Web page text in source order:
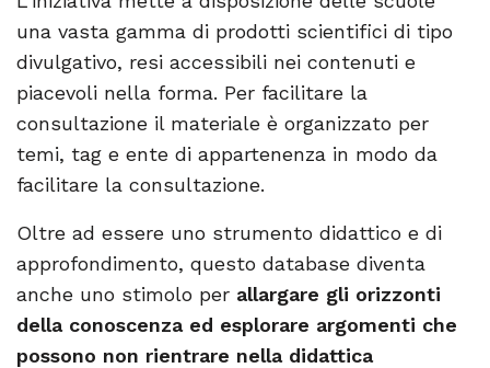
una vasta gamma di prodotti scientifici di tipo
divulgativo, resi accessibili nei contenuti e
piacevoli nella forma. Per facilitare la
consultazione il materiale è organizzato per
temi, tag e ente di appartenenza in modo da
facilitare la consultazione.
Oltre ad essere uno strumento didattico e di
approfondimento, questo database diventa
anche uno stimolo per allargare gli orizzonti
della conoscenza ed esplorare argomenti che
possono non rientrare nella didattica